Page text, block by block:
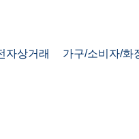
자상거래 가구/소비자/화